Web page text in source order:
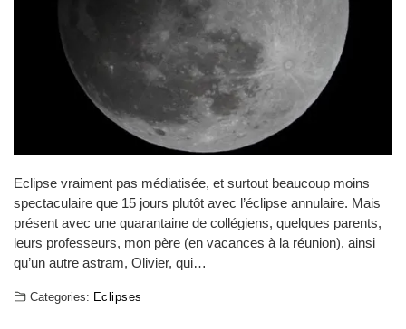
Eclipse vraiment pas médiatisée, et surtout beaucoup moins
spectaculaire que 15 jours plutôt avec l’éclipse annulaire. Mais
présent avec une quarantaine de collégiens, quelques parents,
leurs professeurs, mon père (en vacances à la réunion), ainsi
qu’un autre astram, Olivier, qui…
Categories: Eclipses